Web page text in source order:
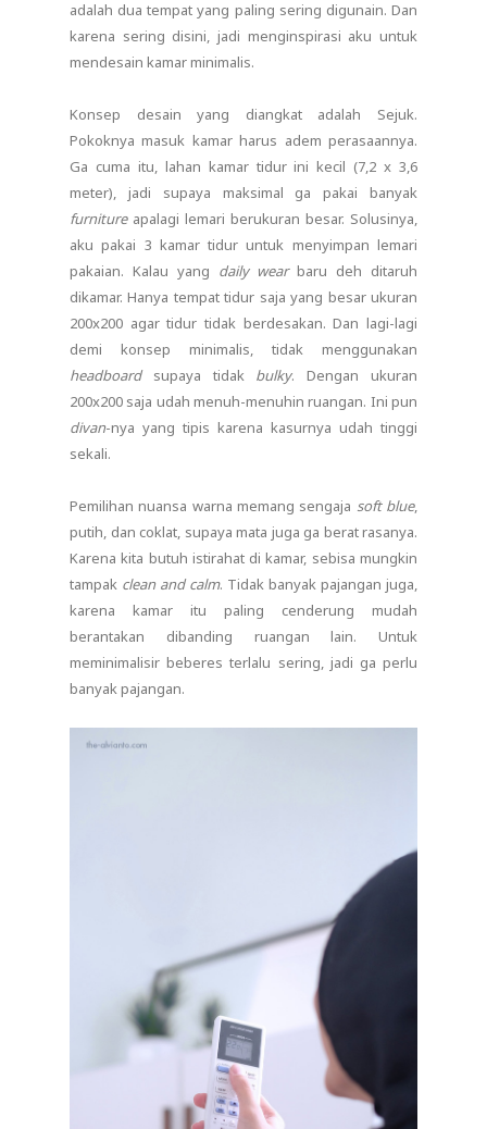
adalah dua tempat yang paling sering digunain. Dan
karena sering disini, jadi menginspirasi aku untuk
mendesain kamar minimalis.
Konsep desain yang diangkat adalah Sejuk.
Pokoknya masuk kamar harus adem perasaannya.
Ga cuma itu, lahan kamar tidur ini kecil (7,2 x 3,6
meter), jadi supaya maksimal ga pakai banyak
furnitureapalagi lemari berukuran besar. Solusinya,
aku pakai 3 kamar tidur untuk menyimpan lemari
pakaian. Kalau yang daily wearbaru deh ditaruh
dikamar. Hanya tempat tidur saja yang besar ukuran
200x200 agar tidur tidak berdesakan. Dan lagi-lagi
demi konsep minimalis, tidak menggunakan
headboardsupaya tidak bulky. Dengan ukuran
200x200 saja udah menuh-menuhin ruangan. Ini pun
divan-nya yang tipis karena kasurnya udah tinggi
sekali.
Pemilihan nuansa warna memang sengaja soft blue,
putih, dan coklat, supaya mata juga ga berat rasanya.
Karena kita butuh istirahat di kamar, sebisa mungkin
tampak clean and calm. Tidak banyak pajangan juga,
karena kamar itu paling cenderung mudah
berantakan dibanding ruangan lain. Untuk
meminimalisir beberes terlalu sering, jadi ga perlu
banyak pajangan.